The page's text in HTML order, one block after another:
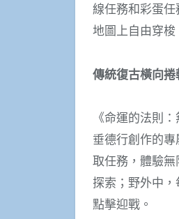
線任務和彩蛋
地圖上自由穿梭
傳統復古橫向捲
《命運的法則
垂德行創作的
取任務，體驗
探索；野外中
點擊迎戰。